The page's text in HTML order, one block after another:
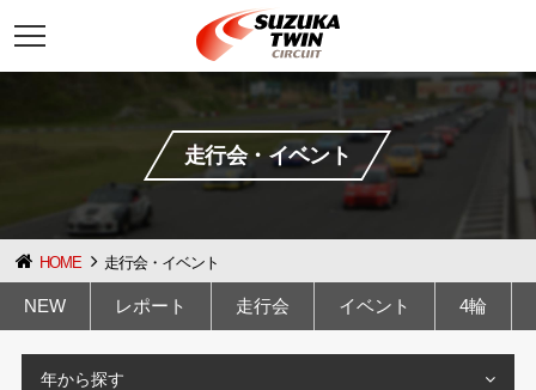
t
a
n
走行会・イベント
HOME 走行会・イベント
NEW レポート 走行会 イベント 4輪
年から探す